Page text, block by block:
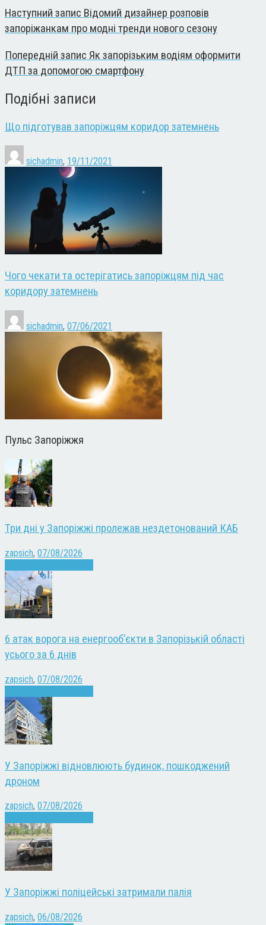
Наступний запис Відомий дизайнер розповів
запоріжанкам про модні тренди нового сезону
Попередній запис Як запорізьким водіям оформити
ДТП за допомогою смартфону
Подібні записи
Що підготував запоріжцям коридор затемнень
sichadmin, 19/11/2021
Чого чекати та остерігатись запоріжцям під час
коридору затемнень
sichadmin, 07/06/2021
Пульс Запоріжжя
Три дні у Запоріжжі пролежав нездетонований КАБ
zapsich, 07/08/2026
6 атак ворога на енергооб’єкти в Запорізькій області
усього за 6 днів
zapsich, 07/08/2026
У Запоріжжі відновлюють будинок, пошкоджений
дроном
zapsich, 07/08/2026
У Запоріжжі поліцейські затримали палія
zapsich, 06/08/2026